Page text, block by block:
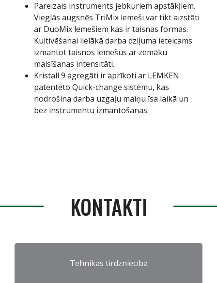
Pareizais instruments jebkuriem apstākļiem.
Vieglās augsnēs TriMix lemeši var tikt aizstāti
ar DuoMix lemešiem kas ir taisnas formas.
Kultivēšanai lielākā darba dziļuma ieteicams
izmantot taisnos lemešus ar zemāku
maisīšanas intensitāti.
Kristall 9 agregāti ir aprīkoti ar LEMKEN
patentēto Quick-change sistēmu, kas
nodrošina darba uzgaļu maiņu īsa laikā un
bez instrumentu izmantošanas.
KONTAKTI
Tehnikas tirdzniecība